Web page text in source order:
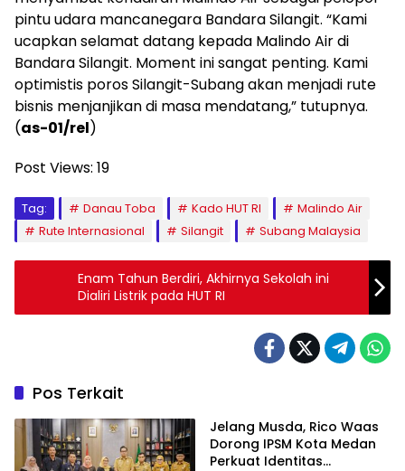
pintu udara mancanegara Bandara Silangit. “Kami
ucapkan selamat datang kepada Malindo Air di
Bandara Silangit. Moment ini sangat penting. Kami
optimistis poros Silangit-Subang akan menjadi rute
bisnis menjanjikan di masa mendatang,” tutupnya.
(as-01/rel)
Post Views: 19
Tag: Danau Toba Kado HUT RI
Malindo Air
Rute Internasional
Silangit Subang Malaysia
Enam Tahun Berdiri, Akhirnya Sekolah ini
Dialiri Listrik pada HUT RI
Pos Terkait
Jelang Musda, Rico Waas
Dorong IPSM Kota Medan
Perkuat Identitas